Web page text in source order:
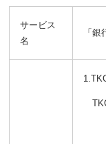
サービス
名
「